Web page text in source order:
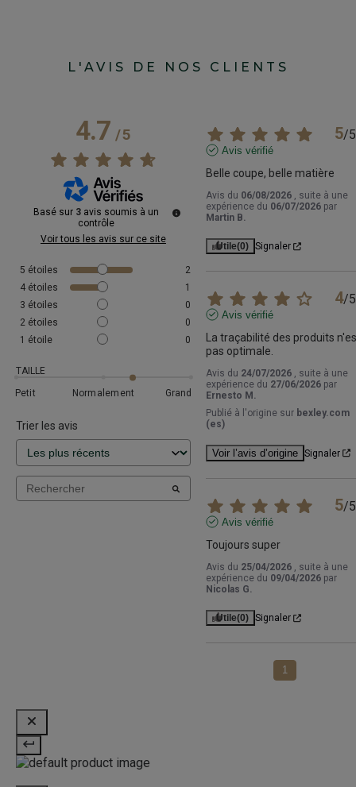
L'AVIS DE NOS CLIENTS
4.7/5
Basé sur 3 avis soumis à un
contrôle
Voir tous les avis sur ce site
5 étoiles
2
4 étoiles
1
3 étoiles
0
2 étoiles
0
1 étoile 0
TAILLE
Petit
Normalement Grand
Trier les avis
5/5
Avis vérifié
Belle coupe, belle matière
Avis du 06/08/2026 , suite à une
expérience du 06/07/2026 par
Martin B.
Utile(0) Signaler
4/5
Avis vérifié
La traçabilité des produits
pas optimale.
Avis du 24/07/2026 , suite à une
expérience du 27/06/2026 par
Ernesto M.
Publié à l'origine sur bexley.com
(es)
Voir l’avis d’origine Signaler
5/5
Avis vérifié
Toujours super
Avis du 25/04/2026 , suite à une
expérience du 09/04/2026 par
Nicolas G.
Utile(0) Signaler
1